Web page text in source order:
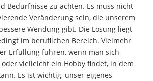
Bedürfnisse zu achten. Es muss nicht
Veränderung sein, die unserem
Wendung gibt. Die Lösung liegt
im beruflichen Bereich. Vielmehr
Erfüllung führen, wenn man sich
vielleicht ein Hobby findet, in dem
Es ist wichtig, unser eigenes